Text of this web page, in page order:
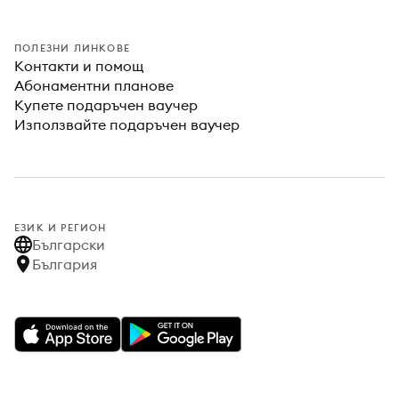
ПОЛЕЗНИ ЛИНКОВЕ
Контакти и помощ
Абонаментни планове
Купете подаръчен ваучер
Използвайте подаръчен ваучер
ЕЗИК И РЕГИОН
Български
България